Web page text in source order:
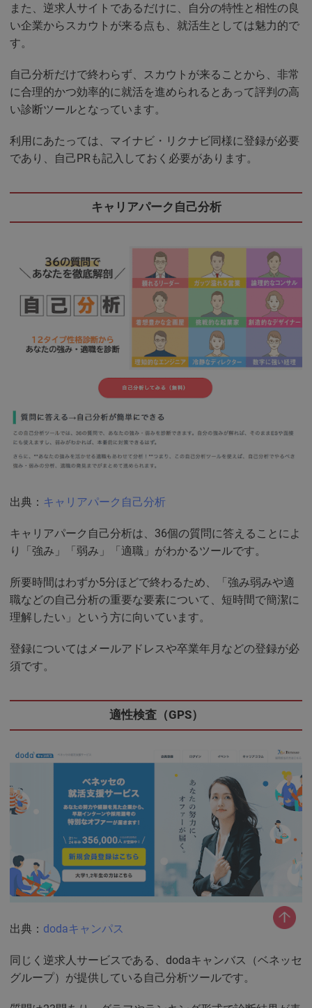
また、逆求人サイトであるだけに、自分の特性と相性の良
い企業からスカウトが来る点も、就活生としては魅力的で
す。
自己分析だけで終わらず、スカウトが来ることから、非常
に合理的かつ効率的に就活を進められるとあって評判の高
い診断ツールとなっています。
利用にあたっては、マイナビ・リクナビ同様に登録が必要
であり、自己PRも記入しておく必要があります。
キャリアパーク自己分析
出典： キャリアパーク自己分析
キャリアパーク自己分析は、36個の質問に答えることによ
り「強み」「弱み」「適職」がわかるツールです。
所要時間はわずか5分ほどで終わるため、「強み弱みや適
職などの自己分析の重要な要素について、短時間で簡潔に
理解したい」という方に向いています。
登録についてはメールアドレスや卒業年月などの登録が必
須です。
適性検査（GPS）
出典： dodaキャンパス
同じく逆求人サービスである、dodaキャンバス（ベネッセ
グループ）が提供している自己分析ツールです。